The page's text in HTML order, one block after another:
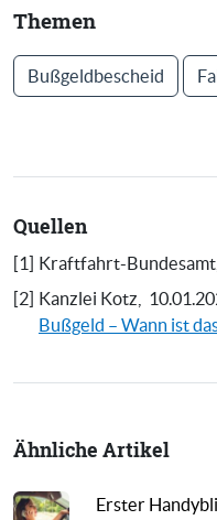
Themen
Bußgeldbescheid
Quellen
[1] Kraftfahrt-Bundesamt,
[2] Kanzlei Kotz,
Bußgeld – Wann ist
Ähnliche Artikel
Erster